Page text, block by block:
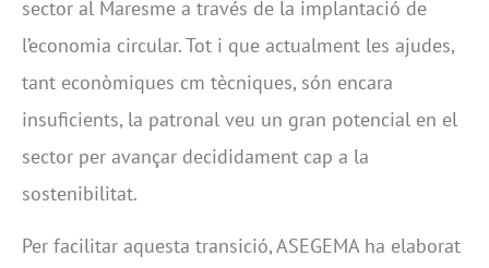
sector al Maresme a través de la implantació de
l’economia circular. Tot i que actualment les ajudes,
tant econòmiques cm tècniques, són encara
insuficients, la patronal veu un gran potencial en el
sector per avançar decididament cap a la
sostenibilitat.
Per facilitar aquesta transició, ASEGEMA ha elaborat